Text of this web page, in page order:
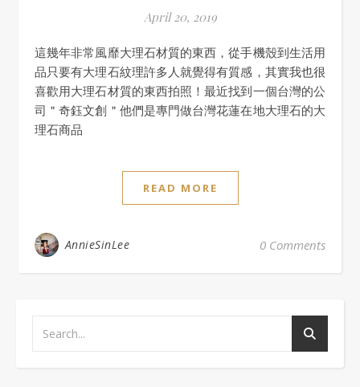
April 20, 2019
這幾年非常風靡大理石材質的東西，從手機殼到生活用
品只要有大理石紋理許多人就覺得有質感，其實我也很
喜歡用大理石材質的東西拍照！最近找到一個台灣的公
司＂奇鈺文創＂他們是專門做台灣花蓮在地大理石的大
理石商品
READ MORE
AnnieSinLee 0 Comments